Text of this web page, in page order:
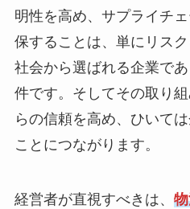
明性を高め、サプライチ
保することは、単にリスク
社会から選ばれる企業で
件です。そしてその取り
らの信頼を高め、ひいて
ことにつながります。
経営者が直視すべきは、